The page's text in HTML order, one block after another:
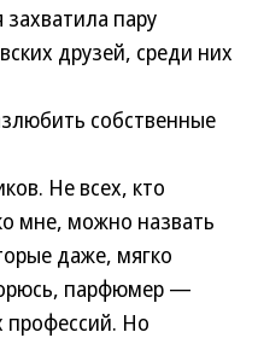
пару
друзей, среди них
собственные
Не всех, кто
мне, можно назвать
даже, мягко
парфюмер —
профессий. Но